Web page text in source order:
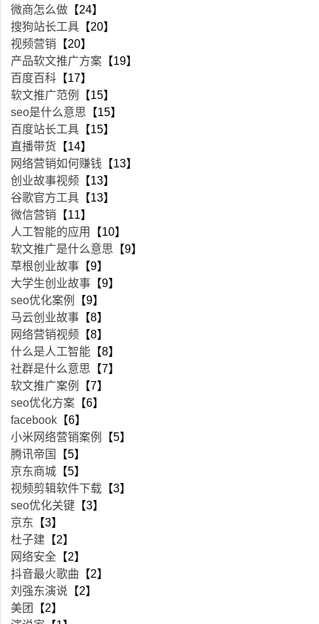
微商怎么做 【24】
搜狗站长工具 【20】
视频营销 【20】
产品软文推广方案 【19】
百度百科 【17】
软文推广范例
【15】
seo是什么意思 【15】
百度站长工具 【15】
直播带货 【14】
网络营销如何赚钱 【13】
创业故事视频 【13】
谷歌官方工具 【13】
微信营销 【11】
人工智能的应用
【10】
软文推广是什么意思 【9】
草根创业故事 【9】
大学生创业故事 【9】
seo优化案例
【9】
马云创业故事 【8】
网络营销视频 【8】
什么是人工智能 【8】
社群是什么意思 【7】
软文推广案例
【7】
seo优化方案 【6】
facebook 【6】
小米网络营销案例
【5】
腾讯帝国
【5】
京东商城 【5】
视频剪辑软件下载 【3】
seo优化关键 【3】
京东 【3】
杜子建 【2】
网络安全 【2】
抖音最火歌曲 【2】
刘强东演说 【2】
美团
【2】